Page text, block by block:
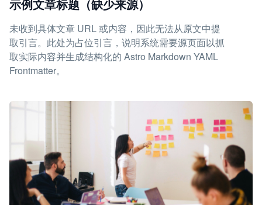
示例文章标题（缺少来源）
未收到具体文章 URL 或内容，因此无法从原文中提
取引言。此处为占位引言，说明系统需要源页面以抓
取实际内容并生成结构化的 Astro Markdown YAML
Frontmatter。